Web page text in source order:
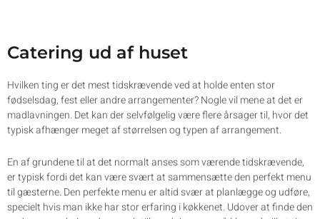
Catering ud af huset
Hvilken ting er det mest tidskrævende ved at holde enten stor
fødselsdag, fest eller andre arrangementer? Nogle vil mene at det er
madlavningen. Det kan der selvfølgelig være flere årsager til, hvor det
typisk afhænger meget af størrelsen og typen af arrangement.
En af grundene til at det normalt anses som værende tidskrævende,
er typisk fordi det kan være svært at sammensætte den perfekt menu
til gæsterne. Den perfekte menu er altid svær at planlægge og udføre,
specielt hvis man ikke har stor erfaring i køkkenet. Udover at finde den